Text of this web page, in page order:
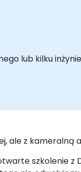
lub kilku
ale z
szkolenie